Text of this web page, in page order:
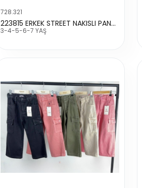
728.321
223815 ERKEK STREET NAKISLI PANTOLON
3-4-5-6-7 YAŞ